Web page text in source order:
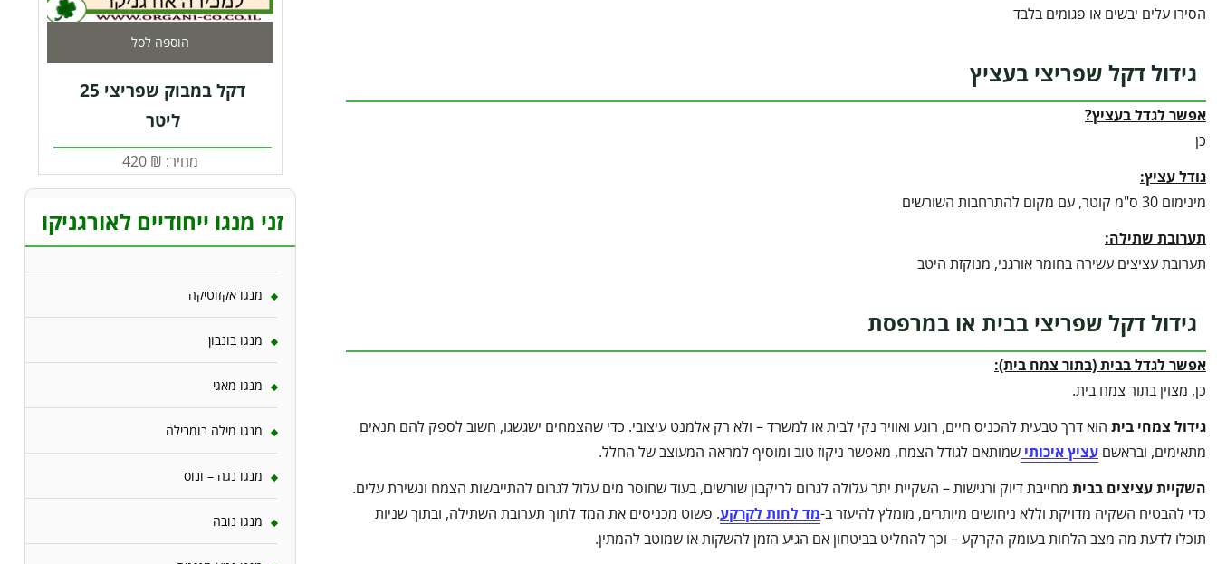
הסירו עלים יבשים או פגומים בלבד
גידול דקל שפריצי בעציץ
אפשר לגדל בעציץ?
כן
גודל עציץ:
מינימום 30 ס"מ קוטר, עם מקום להתרחבות השורשים
תערובת שתילה:
תערובת עציצים עשירה בחומר אורגני, מנוקזת היטב
גידול דקל שפריצי בבית או במרפסת
אפשר לגדל בבית (בתור צמח בית):
כן, מצוין בתור צמח בית.
גידול צמחי בית הוא דרך טבעית להכניס חיים, רוגע ואוויר נקי לבית או למשרד – ולא רק אלמנט עיצובי. כדי שהצמחים ישגשגו, חשוב לספק להם תנאים
מתאימים, ובראשם עציץ איכותי שמותאם לגודל הצמח, מאפשר ניקוז טוב ומוסיף למראה המעוצב של החלל.
השקיית עציצים בבית מחייבת דיוק ורגישות – השקיית יתר עלולה לגרום לריקבון שורשים, בעוד שחוסר מים עלול לגרום להתייבשות הצמח ונשירת עלים.
כדי להבטיח השקיה מדויקת וללא ניחושים מיותרים, מומלץ להיעזר ב-מד לחות לקרקע. פשוט מכניסים את המד לתוך תערובת השתילה, ובתוך שניות
תוכלו לדעת מה מצב הלחות בעומק הקרקע – וכך להחליט בביטחון אם הגיע הזמן להשקות או שמוטב להמתין.
הוספה לסל
דקל במבוק שפריצי 25
ליטר
מחיר: ₪
זני מנגו ייחודיים לאורגניקו
מנגו אקזוטיקה
מנגו בונבון
מנגו מאגי
מנגו מילה בומבילה
מנגו נגה – ונוס
מנגו נובה